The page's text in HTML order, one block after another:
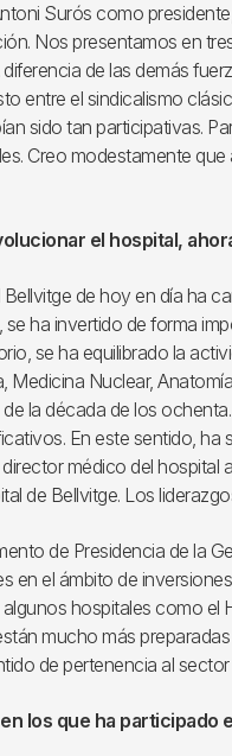
Surós como
Nos presentamos en
de las demás
entre el sindicalismo
sido tan participativas.
Creo modestamente
el hospital,
Bellvitge de hoy en día ha
ha invertido de forma
se ha equilibrado la
Medicina Nuclear,
la década de los
En este sentido, ha
médico del
de Bellvitge. Los
de Presidencia de la
en el ámbito de
hospitales como
mucho más
de pertenencia al
los que ha participado